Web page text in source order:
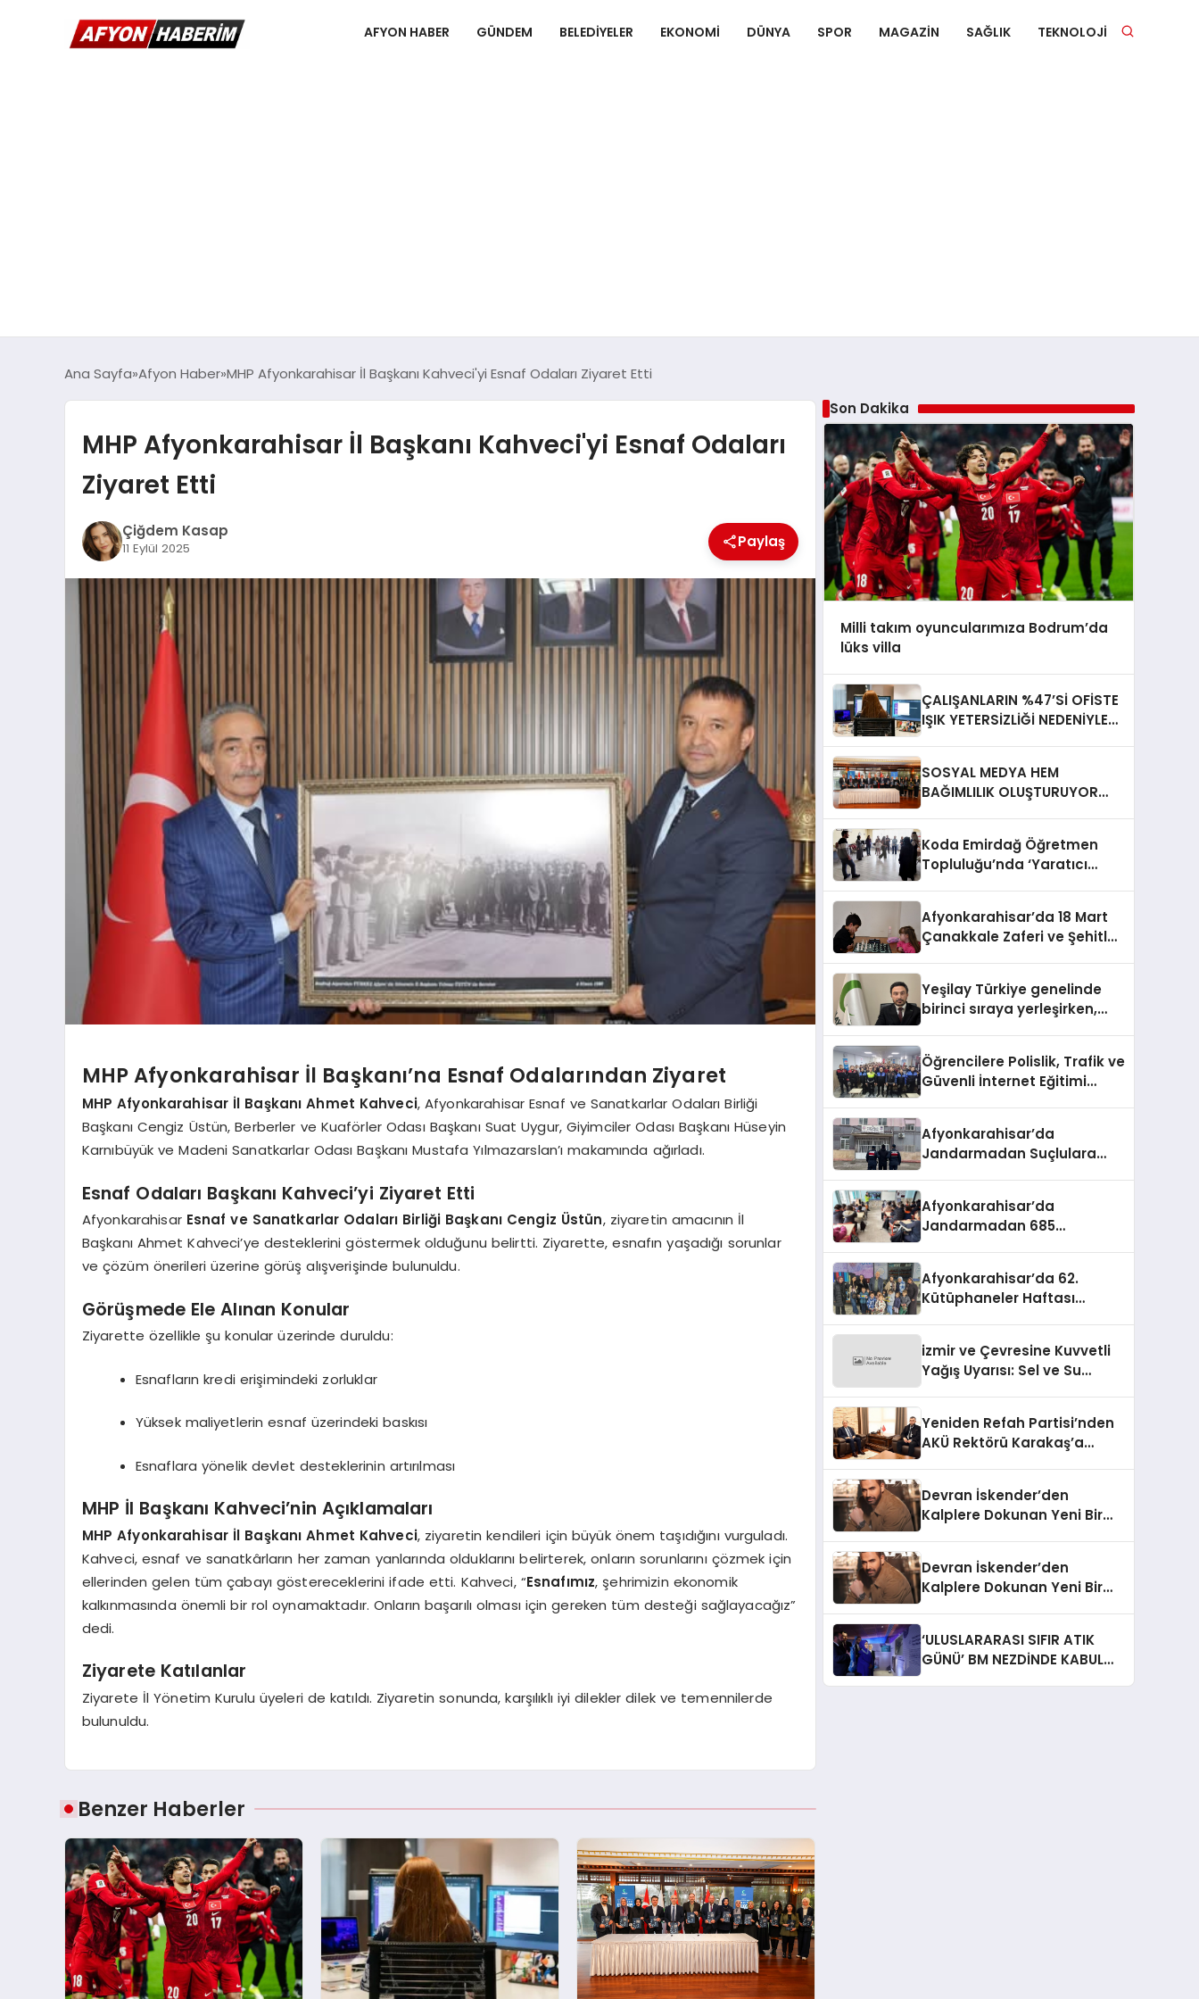
AFYON HABER GÜNDEM BELEDIYELER EKONOMI DÜNYA SPOR MAGAZIN SAĞLIK TEKNOLOJI
Ana Sayfa Afyon Haber MHP Afyonkarahisar İl Başkanı Kahveci'yi Esnaf Odaları Ziyaret Etti
MHP Afyonkarahisar İl Başkanı Kahveci'yi Esnaf Odaları
Ziyaret Etti
Çiğdem Kasap
11 Eylül 2025 Paylaş
MHP Afyonkarahisar İl Başkanı’na Esnaf Odalarından Ziyaret
MHP Afyonkarahisar İl Başkanı Ahmet Kahveci, Afyonkarahisar Esnaf ve Sanatkarlar Odaları Birliği
Başkanı Cengiz Üstün, Berberler ve Kuaförler Odası Başkanı Suat Uygur, Giyimciler Odası Başkanı Hüseyin
Karnıbüyük ve Madeni Sanatkarlar Odası Başkanı Mustafa Yılmazarslan’ı makamında ağırladı.
Esnaf Odaları Başkanı Kahveci’yi Ziyaret Etti
Afyonkarahisar Esnaf ve Sanatkarlar Odaları Birliği Başkanı Cengiz Üstün, ziyaretin amacının İl
Başkanı Ahmet Kahveci’ye desteklerini göstermek olduğunu belirtti. Ziyarette, esnafın yaşadığı sorunlar
ve çözüm önerileri üzerine görüş alışverişinde bulunuldu.
Görüşmede Ele Alınan Konular
Ziyarette özellikle şu konular üzerinde duruldu:
Esnafların kredi erişimindeki zorluklar
Yüksek maliyetlerin esnaf üzerindeki baskısı
Esnaflara yönelik devlet desteklerinin artırılması
MHP İl Başkanı Kahveci’nin Açıklamaları
MHP Afyonkarahisar İl Başkanı Ahmet Kahveci, ziyaretin kendileri için büyük önem taşıdığını vurguladı.
Kahveci, esnaf ve sanatkârların her zaman yanlarında olduklarını belirterek, onların sorunlarını çözmek için
ellerinden gelen tüm çabayı göstereceklerini ifade etti. Kahveci, “Esnafımız, şehrimizin ekonomik
kalkınmasında önemli bir rol oynamaktadır. Onların başarılı olması için gereken tüm desteği sağlayacağız”
dedi.
Ziyarete Katılanlar
Ziyarete İl Yönetim Kurulu üyeleri de katıldı. Ziyaretin sonunda, karşılıklı iyi dilekler dilek ve temennilerde
bulunuldu.
Benzer Haberler
Son Dakika
Milli takım oyuncularımıza Bodrum’da
lüks villa
ÇALIŞANLARIN %47’Sİ OFİSTE
IŞIK YETERSİZLİĞİ NEDENİYLE
SOSYAL MEDYA HEM
BAĞIMLILIK OLUŞTURUYOR
Koda Emirdağ Öğretmen
Topluluğu’nda ‘Yaratıcı
Afyonkarahisar’da 18 Mart
Çanakkale Zaferi ve Şehitleri
Yeşilay Türkiye genelinde
birinci sıraya yerleşirken,
Öğrencilere Polislik, Trafik ve
Güvenli İnternet Eğitimi
Afyonkarahisar’da
Jandarmadan Suçlulara
Afyonkarahisar’da
Jandarmadan 685
Afyonkarahisar’da 62.
Kütüphaneler Haftası
izmir ve Çevresine Kuvvetli
Yağış Uyarısı: Sel ve Su
Yeniden Refah Partisi’nden
AKÜ Rektörü Karakaş’a
Devran İskender’den
Kalplere Dokunan Yeni Bir
Devran İskender’den
Kalplere Dokunan Yeni Bir
‘ULUSLARARASI SIFIR ATIK
GÜNÜ’ BM NEZDİNDE KABUL